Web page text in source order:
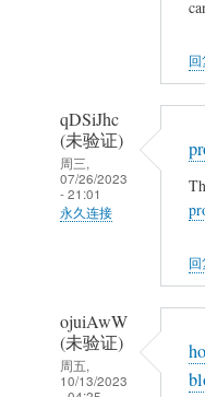
复
👍
回
qDSiJhc
(未验证)
周三,
07/26/2023
- 21:01
永久连接
验
证)
回
回
ojuiAwW
(未验证)
周五,
10/13/2023